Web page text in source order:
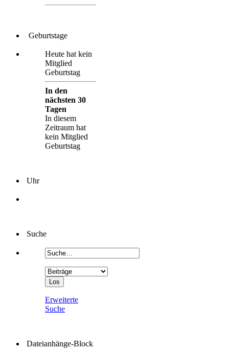
Geburtstage
Heute hat kein
Mitglied
Geburtstag
In den
nächsten 30
Tagen
In diesem
Zeitraum hat
kein Mitglied
Geburtstag
Uhr
Suche
Erweiterte
Suche
Dateianhänge-Block